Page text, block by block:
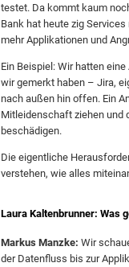
testet. Da kommt kaum
Bank hat heute zig
mehr Applikationen und
Ein Beispiel: Wir hatten
wir gemerkt haben – Jira,
nach außen hin offen. Ein
Mitleidenschaft ziehen und
beschädigen.
Die eigentliche
verstehen, wie alles
Laura Kaltenbrunner: Was
Markus Manzke: Wir
der Datenfluss bis zur